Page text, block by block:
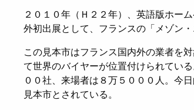
２０１０年（Ｈ２２年）、英語版ホー
外初出展として、フランスの「メゾン
この見本市はフランス国内外の業者を
て世界のバイヤーが位置付けられてい
００社、来場者は８万５０００人。今
見本市とされている。